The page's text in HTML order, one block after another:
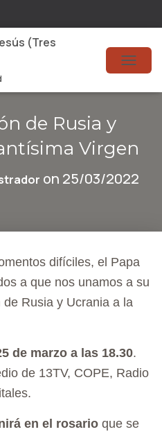
(Tres
T
O
G
E
A
I
G
I
de Rusia y
Virgen
on 25/03/2022
difíciles, el Papa
a que nos unamos a su
Rusia y Ucrania a la
de marzo a las 18.30.
de 13TV, COPE, Radio
en el rosario que se